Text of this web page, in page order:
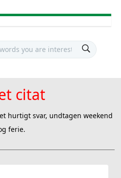
citat
hurtigt svar, undtagen weekend
ferie.